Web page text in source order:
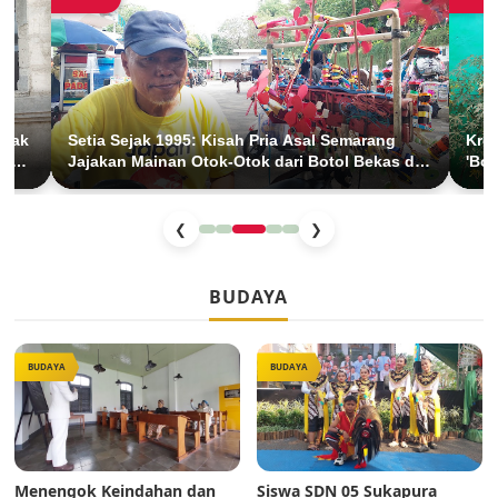
Setia Sejak 1995: Kisah Pria Asal Semarang
Jajakan Mainan Otok-Otok dari Botol Bekas di
BKT Duren Sawit
❮ ❯
BUDAYA
BUDAYA
Menengok Keindahan dan
BUDAYA
Siswa SDN 05 Sukapura